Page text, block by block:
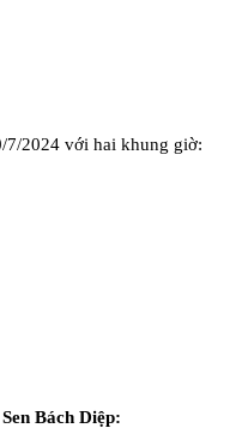
7/2024 với hai khung giờ:
Bách Diệp: